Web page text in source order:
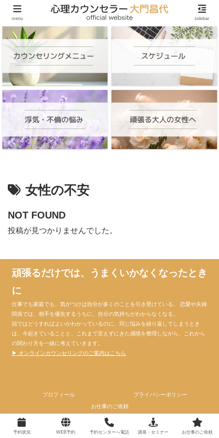
頑張る大人の女性のためのオンラインカウンセリング
女性の不安
NOT FOUND
投稿が見つかりませんでした。
頑張るだけでは、うまくいかなくなったとき
に
仕事でも家庭でも、気がつけば自分が多くのことを引き受けている。 恋愛や夫婦
関係では、相手を優先するうちに、自分の気持ちがわからなくなる。
頭ではどうすればよいかわかっているのに、同じ悩みを繰り返してしまうとき
は、今起きていることと、これまで言えずにきた感情を整理しながら、これから
の関わり方を一緒に考えていきます。
▶ オンラインカウンセリングのご案内はこちら
プロフィール
プライバシーポリシー
お仕事のご依頼
© 2024 心理カウンセラー大門昌代official website.
menu sidebar
予約状況 WEB予約 予約センターへ電話 講座・セミナー お仕事のご依頼